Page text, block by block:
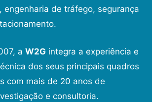
engenharia de tráfego, segurança
a W2G integra a experiência e
dos seus principais quadros
com mais de 20 anos de
e consultoria.